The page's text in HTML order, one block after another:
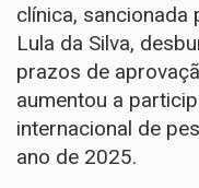
clínica, sancionada
Lula da Silva,
prazos de
aumentou a
internacional de
ano de 2025.